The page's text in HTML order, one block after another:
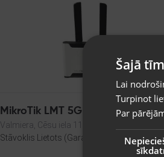
MikroTik LMT 5G
Valmiera, Cēsu iela 11
Stāvoklis Lietots (Garantija 6 mēneši)
Šajā
Lai
Turpinot
Par